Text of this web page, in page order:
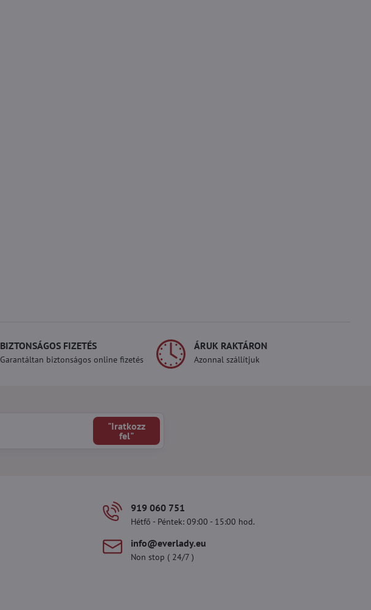
BIZTONSÁGOS FIZETÉS
Garantáltan biztonságos online fizetés
ÁRUK RAKTÁRON
Azonnal szállítjuk
"Iratkozz
fel"
919 060 751
Hétfő - Péntek: 09:00 - 15:00 hod.
info​@everlady​.eu
Non stop ( 24/7 )